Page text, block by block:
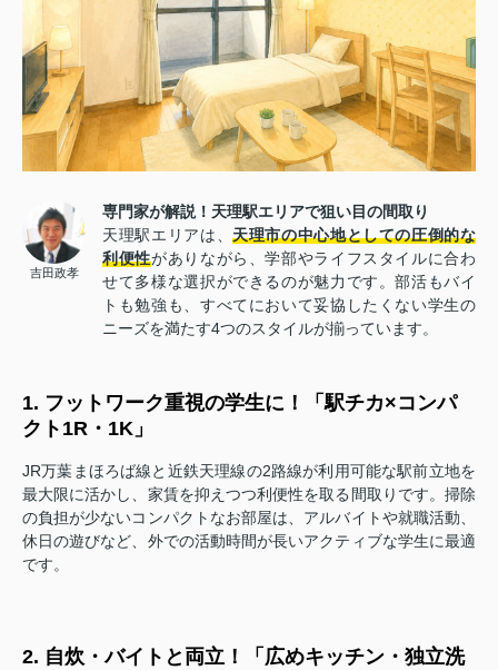
吉田政孝
専門家が解説！天理駅エリアで狙い目の間取り
天理駅エリアは、天理市の中心地としての圧倒的な
利便性がありながら、学部やライフスタイルに合わ
せて多様な選択ができるのが魅力です。部活もバイ
トも勉強も、すべてにおいて妥協したくない学生の
ニーズを満たす4つのスタイルが揃っています。
1. フットワーク重視の学生に！「駅チカ×コンパ
クト1R・1K」
JR万葉まほろば線と近鉄天理線の2路線が利用可能な駅前立地を
最大限に活かし、家賃を抑えつつ利便性を取る間取りです。掃除
の負担が少ないコンパクトなお部屋は、アルバイトや就職活動、
休日の遊びなど、外での活動時間が長いアクティブな学生に最適
です。
2. 自炊・バイトと両立！「広めキッチン・独立洗